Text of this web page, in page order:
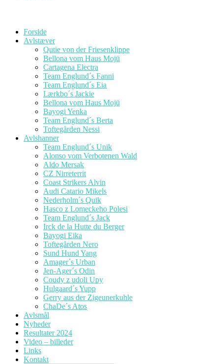
Forside
Avlstæver
Qutie von der Friesenklippe
Bellona vom Haus Mojü
Cartagena Electra
Team Englund´s Fanni
Team Englund´s Eia
Lærkbo´s Jackie
Bellona vom Haus Mojü
Bayogi Yenka
Team Englund´s Berta
Toftegården Nessi
Avlshanner
Team Englund´s Unik
Alonso vom Verbotenen Wald
Aldo Mersak
CZ Nirreterrit
Coast Strikers Alvin
Audi Catario Mikels
Nederholm´s Quik
Hasco z Lomeckeho Polesi
Team Englund´s Jack
Irck de la Hutte du Berger
Bayogi Eika
Toftegården Nero
Sund Hund Yang
Amager´s Urban
Jen-Ager´s Odin
Coudy z udoli Upy
Hulgaard´s Yupp
Gerry aus der Zigeunerkuhle
ChaDe´s Atos
Avlsmål
Nyheder
Resultater 2024
Video – billeder
Links
Kontakt